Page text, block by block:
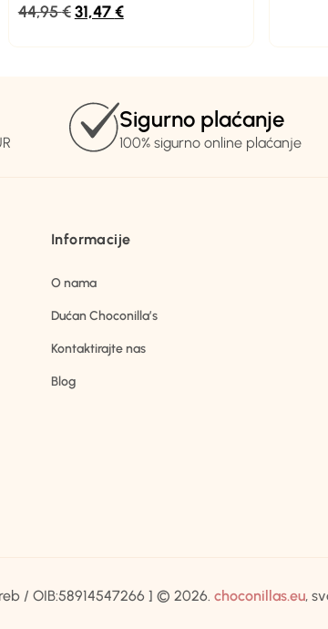
44,95€31,47€
Sigurno plaćanje
100% sigurno online plaćanje
Informacije
O nama
Dućan Choconilla’s
Kontaktirajte nas
Blog
/ OIB:58914547266 ] © 2026. choconillas.eu,